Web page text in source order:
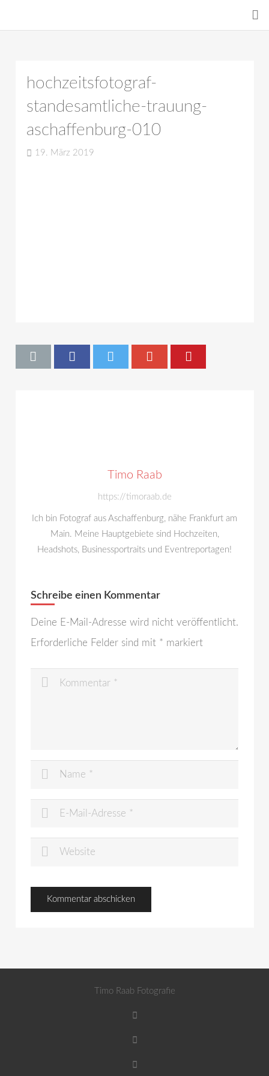
hochzeitsfotograf-
standesamtliche-trauung-
aschaffenburg-010
19. März 2019
Timo Raab
https://timoraab.de
Ich bin Fotograf aus Aschaffenburg, nähe Frankfurt am
Main. Meine Hauptgebiete sind Hochzeiten,
Headshots, Businessportraits und Eventreportagen!
Schreibe einen Kommentar
Deine E-Mail-Adresse wird nicht veröffentlicht.
Erforderliche Felder sind mit * markiert
Timo Raab Fotografie